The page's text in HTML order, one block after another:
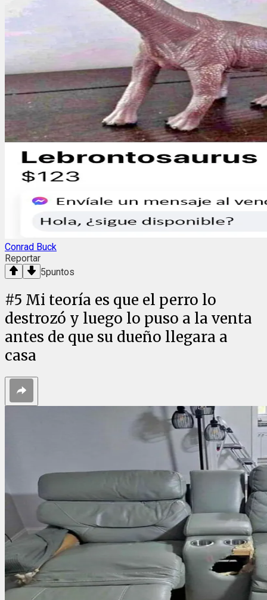
Conrad Buck
Reportar
5puntos
#5 Mi teoría es que el perro lo
destrozó y luego lo puso a la venta
antes de que su dueño llegara a
casa